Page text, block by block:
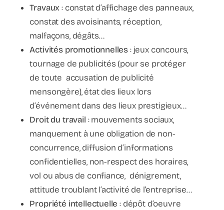
Travaux : constat d’affichage des panneaux,
constat des avoisinants, réception,
malfaçons, dégâts…
Activités promotionnelles: jeux concours,
tournage de publicités (pour se protéger
de toute accusation de publicité
mensongère), état des lieux lors
d’événement dans des lieux prestigieux…
Droit du travail : mouvements sociaux,
manquement à une obligation de non-
concurrence, diffusion d’informations
confidentielles, non-respect des horaires,
vol ou abus de confiance, dénigrement,
attitude troublant l’activité de l’entreprise…
Propriété intellectuelle : dépôt d’oeuvre